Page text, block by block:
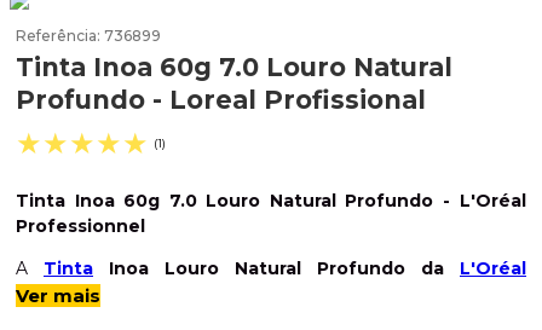
Referência: 736899
Tinta Inoa 60g 7.0 Louro Natural
Profundo - Loreal Profissional
★★★★★ (1)
Tinta Inoa 60g 7.0 Louro Natural Profundo - L'Oréal
Professionnel
A Tinta Inoa Louro Natural Profundo da L'Oréal
Professionnel
Ver mais